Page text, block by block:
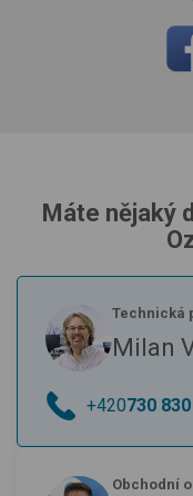
Máte nějaký
Technická
Milan
+420730
Obchodní